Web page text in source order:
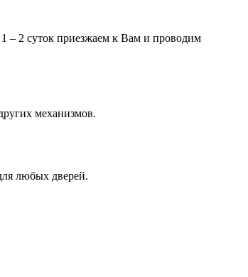
– 2 суток приезжаем к Вам и проводим
механизмов.
любых дверей.